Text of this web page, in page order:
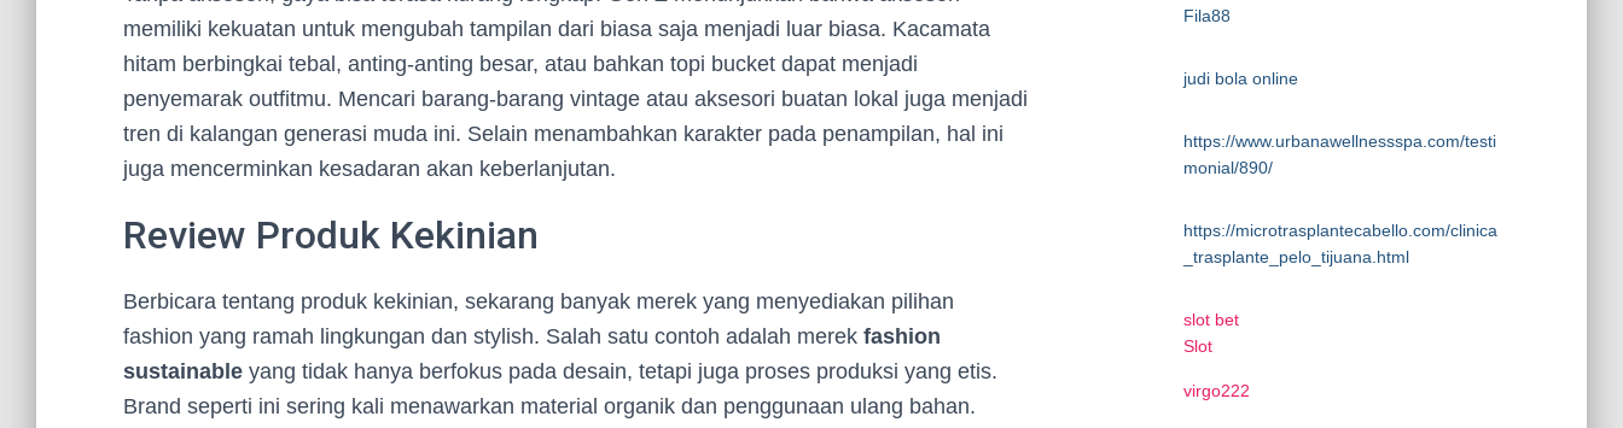
memiliki kekuatan untuk mengubah tampilan dari biasa saja menjadi luar biasa. Kacamata
hitam berbingkai tebal, anting-anting besar, atau bahkan topi bucket dapat menjadi
penyemarak outfitmu. Mencari barang-barang vintage atau aksesori buatan lokal juga menjadi
tren di kalangan generasi muda ini. Selain menambahkan karakter pada penampilan, hal ini
juga mencerminkan kesadaran akan keberlanjutan.
Review Produk Kekinian
Berbicara tentang produk kekinian, sekarang banyak merek yang menyediakan pilihan
fashion yang ramah lingkungan dan stylish. Salah satu contoh adalah merek fashion
sustainable yang tidak hanya berfokus pada desain, tetapi juga proses produksi yang etis.
Brand seperti ini sering kali menawarkan material organik dan penggunaan ulang bahan.
Fila88
judi bola online
https://www.urbanawellnessspa.com/testi
monial/890/
https://microtrasplantecabello.com/clinica
_trasplante_pelo_tijuana.html
slot bet
Slot
virgo222